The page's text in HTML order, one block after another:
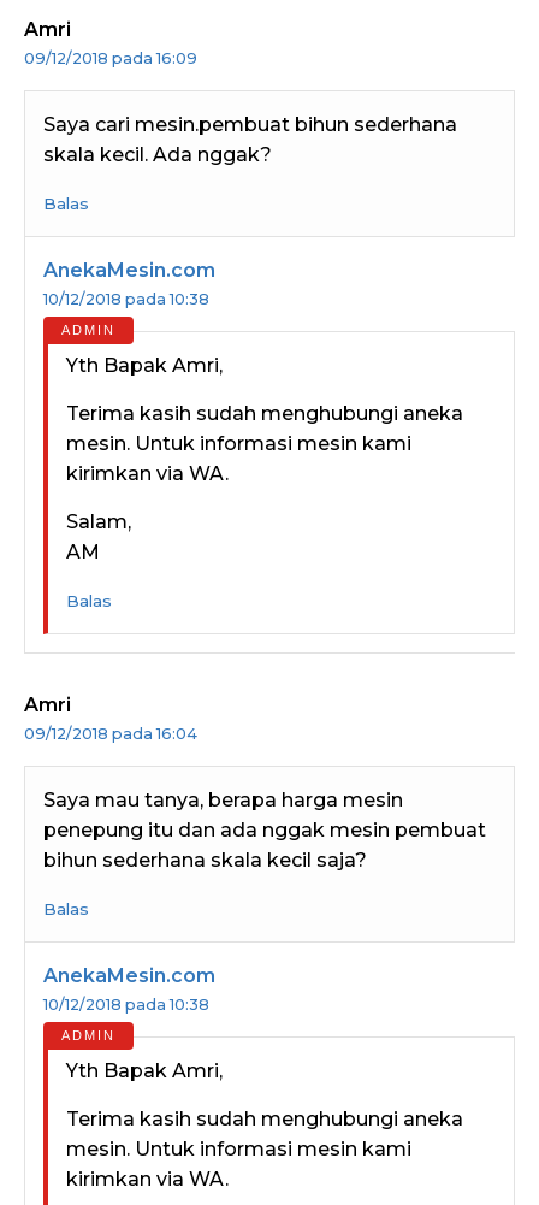
Amri
09/12/2018 pada 16:09
Saya cari mesin.pembuat bihun sederhana
skala kecil. Ada nggak?
Balas
AnekaMesin.com
10/12/2018 pada 10:38
Yth Bapak Amri,
Terima kasih sudah menghubungi aneka
mesin. Untuk informasi mesin kami
kirimkan via WA.
Salam,
AM
Balas
Amri
09/12/2018 pada 16:04
Saya mau tanya, berapa harga mesin
penepung itu dan ada nggak mesin pembuat
bihun sederhana skala kecil saja?
Balas
AnekaMesin.com
10/12/2018 pada 10:38
Yth Bapak Amri,
Terima kasih sudah menghubungi aneka
mesin. Untuk informasi mesin kami
kirimkan via WA.